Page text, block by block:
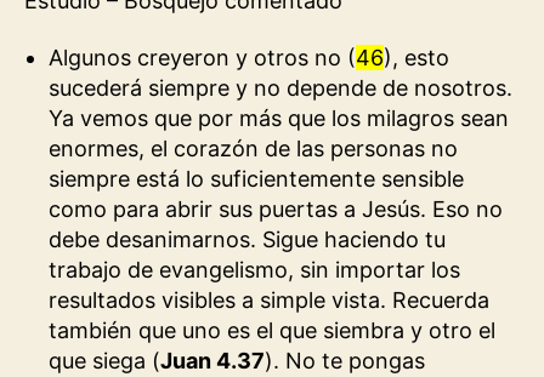
Algunos creyeron y otros no (46), esto
sucederá siempre y no depende de nosotros.
Ya vemos que por más que los milagros sean
enormes, el corazón de las personas no
siempre está lo suficientemente sensible
como para abrir sus puertas a Jesús. Eso no
debe desanimarnos. Sigue haciendo tu
trabajo de evangelismo, sin importar los
resultados visibles a simple vista. Recuerda
también que uno es el que siembra y otro el
que siega (Juan 4.37). No te pongas